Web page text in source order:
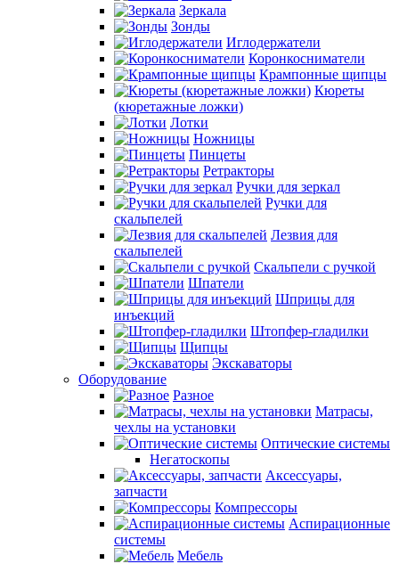
Зеркала
Зонды
Иглодержатели
Коронкосниматели
Крампонные щипцы
Кюреты
(кюретажные ложки)
Лотки
Ножницы
Пинцеты
Ретракторы
Ручки для зеркал
Ручки для
скальпелей
Лезвия для
скальпелей
Скальпели с ручкой
Шпатели
Шприцы для
инъекций
Штопфер-гладилки
Щипцы
Экскаваторы
Оборудование
Разное
Матрасы,
чехлы на установки
Оптические системы
Негатоскопы
Аксессуары,
запчасти
Компрессоры
Аспирационные
системы
Мебель